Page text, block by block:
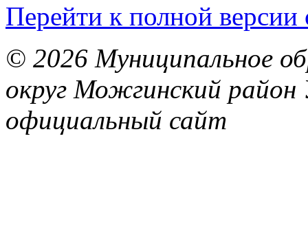
Перейти к полной версии
© 2026 Муниципальное
округ Можгинский район
официальный сайт